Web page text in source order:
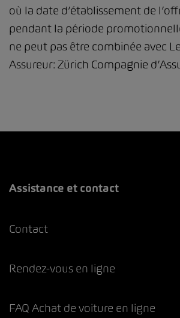
où la date d’établissement de
pendant la période
ne peut pas être combinée avec
Assureur: Zürich Compagnie
Assistance et contact
Contact
Rendez-vous en ligne
FAQ Achat de voiture en ligne